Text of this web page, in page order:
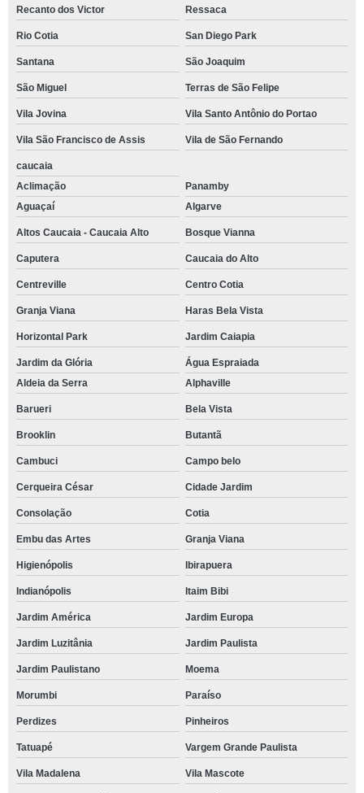
buffet para confraternização de final de ano Higienópolis
buffet para festa corporativa Altos Caucaia - Caucaia Alto
buffet festa corporativa contato Parque Mirante da Mata
buffet empresarial contato Residencial Dez
reserva de buffet para empresa Arco-Verde
reserva de buffet para confraternização de empresas Pitas
buffet para empresa Jardim do Engenho
buffet para festa de empresa Vila Romana
contato de buffet para confraternização de empresas Jardim Barbacena
buffet empresarial telefone Jardim Caiapiá
reserva de buffet festa corporativa Cidade Monções
reserva de buffet para empresa Alphaville
buffet para festa de empresa contato Arco-Verde
buffet para festa empresarial telefone Horizontal Park
buffet para confraternização Jardim Cotia
contato de buffet para festa empresarial Vila Olímpia
buffet de churrasco para confraternização telefone Centro
buffet festa corporativa contato Barueri
buffet para confraternização de empresas telefone Paraíso
contato de buffet de churrasco para confraternização Jardim Paulistano
buffet para festa de empresa telefone Tatuapé
buffet para festa corporativa telefone Jardim Fontana
buffet de confraternização telefone Cambuci
reserva de buffet para festa de empresa Parque Dom Henrique
buffet para empresa contato Ibirapuera
reserva de buffet empresarial Caputera
Recanto dos Victor Ressaca
Rio Cotia San Diego Park
Santana São Joaquim
São Miguel Terras de São Felipe
Vila Jovina Vila Santo Antônio do Portao
Vila São Francisco de Assis Vila de São Fernando
caucaia
Aclimação
Panamby
Aguaçaí
Algarve
Altos Caucaia - Caucaia Alto Bosque Vianna
Caputera Caucaia do Alto
Centreville Centro Cotia
Granja Viana Haras Bela Vista
Horizontal Park Jardim Caiapia
Jardim da Glória
Água Espraiada
Aldeia da Serra
Alphaville
Barueri Bela Vista
Brooklin Butantã
Cambuci Campo belo
Cerqueira César Cidade Jardim
Consolação Cotia
Embu das Artes Granja Viana
Higienópolis Ibirapuera
Indianópolis Itaim Bibi
Jardim América Jardim Europa
Jardim Luzitânia Jardim Paulista
Jardim Paulistano Moema
Morumbi Paraíso
Perdizes Pinheiros
Tatuapé Vargem Grande Paulista
Vila Madalena Vila Mascote